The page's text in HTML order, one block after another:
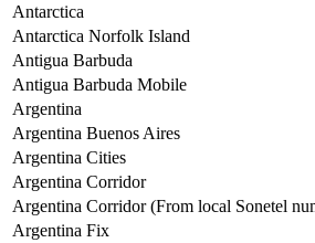
Antarctica
Antarctica Norfolk Island
Antigua Barbuda
Antigua Barbuda Mobile
Argentina
Argentina Buenos Aires
Argentina Cities
Argentina Corridor
Argentina Corridor (From local Sonetel
Argentina Fix